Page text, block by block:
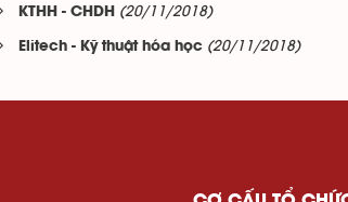
KTHH - CHDH (20/11/2018)
Elitech - Kỹ thuật hóa học (20/11/2018)